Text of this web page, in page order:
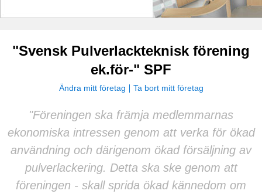
"Svensk Pulverlackteknisk förening
ek.för-" SPF
Ändra mitt företag Ta bort mitt företag
"Föreningen ska främja medlemmarnas
ekonomiska intressen genom att verka för ökad
användning och därigenom ökad försäljning av
pulverlackering. Detta ska ske genom att
föreningen - skall sprida ökad kännedom om